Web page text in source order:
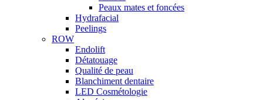
Peaux mates et foncées
Hydrafacial
Peelings
ROW
Endolift
Détatouage
Qualité de peau
Blanchiment dentaire
LED Cosmétologie